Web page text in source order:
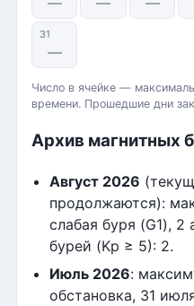
31
—
Число в ячейке —
времени. Прошедшие дни
Архив магнитных
Август 2026
продолжаются):
слабая буря (G1), 2
бурей (Kp ≥ 5): 2.
Июль 2026:
обстановка, 31